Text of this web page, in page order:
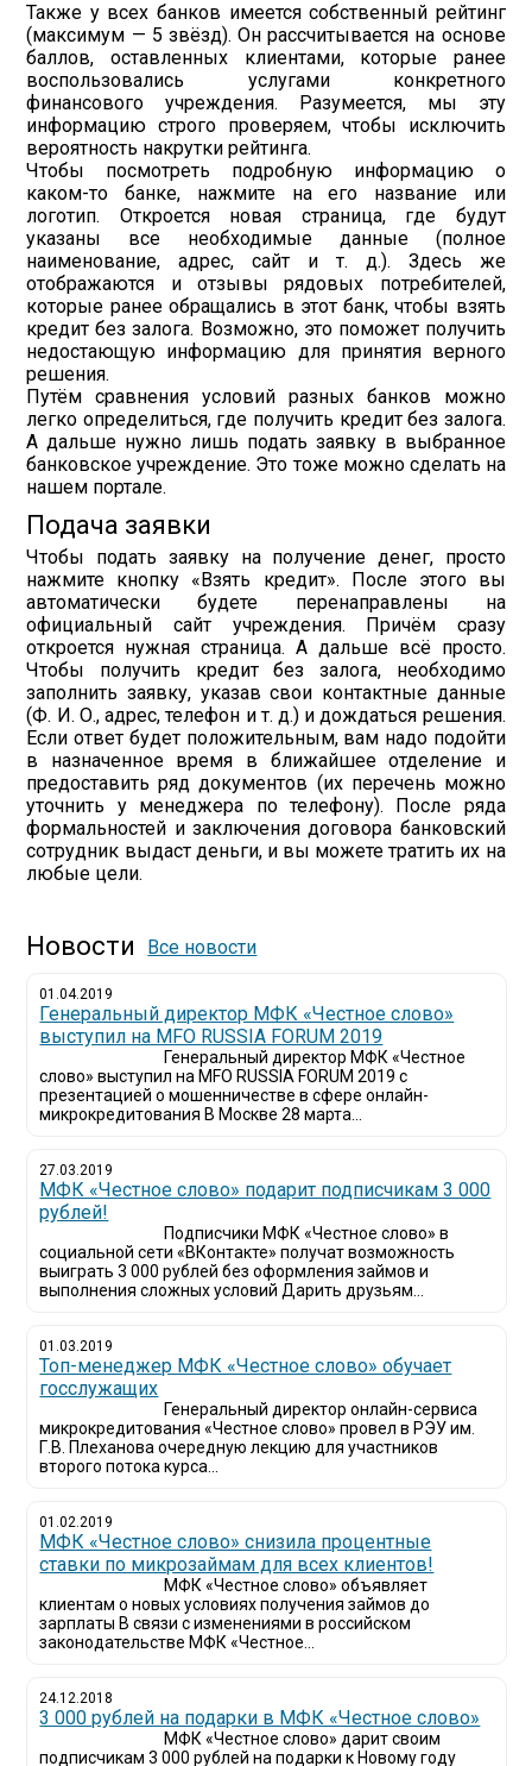
Также у всех банков имеется собственный рейтинг
(максимум — 5 звёзд). Он рассчитывается на основе
баллов, оставленных клиентами, которые ранее
воспользовались услугами конкретного
финансового учреждения. Разумеется, мы эту
информацию строго проверяем, чтобы исключить
вероятность накрутки рейтинга.
Чтобы посмотреть подробную информацию о
каком-то банке, нажмите на его название или
логотип. Откроется новая страница, где будут
указаны все необходимые данные (полное
наименование, адрес, сайт и т. д.). Здесь же
отображаются и отзывы рядовых потребителей,
которые ранее обращались в этот банк, чтобы взять
кредит без залога. Возможно, это поможет получить
недостающую информацию для принятия верного
решения.
Путём сравнения условий разных банков можно
легко определиться, где получить кредит без залога.
А дальше нужно лишь подать заявку в выбранное
банковское учреждение. Это тоже можно сделать на
нашем портале.
Подача заявки
Чтобы подать заявку на получение денег, просто
нажмите кнопку «Взять кредит». После этого вы
автоматически будете перенаправлены на
официальный сайт учреждения. Причём сразу
откроется нужная страница. А дальше всё просто.
Чтобы получить кредит без залога, необходимо
заполнить заявку, указав свои контактные данные
(Ф. И. О., адрес, телефон и т. д.) и дождаться решения.
Если ответ будет положительным, вам надо подойти
в назначенное время в ближайшее отделение и
предоставить ряд документов (их перечень можно
уточнить у менеджера по телефону). После ряда
формальностей и заключения договора банковский
сотрудник выдаст деньги, и вы можете тратить их на
любые цели.
Новости Все новости
01.04.2019
Генеральный директор МФК «Честное слово»
выступил на MFO RUSSIA FORUM 2019
Генеральный директор МФК «Честное
слово» выступил на MFO RUSSIA FORUM 2019 с
презентацией о мошенничестве в сфере онлайн-
микрокредитования В Москве 28 марта...
27.03.2019
МФК «Честное слово» подарит подписчикам 3 000
рублей!
Подписчики МФК «Честное слово» в
социальной сети «ВКонтакте» получат возможность
выиграть 3 000 рублей без оформления займов и
выполнения сложных условий Дарить друзьям...
01.03.2019
Топ-менеджер МФК «Честное слово» обучает
госслужащих
Генеральный директор онлайн-сервиса
микрокредитования «Честное слово» провел в РЭУ им.
Г.В. Плеханова очередную лекцию для участников
второго потока курса...
01.02.2019
МФК «Честное слово» снизила процентные
ставки по микрозаймам для всех клиентов!
МФК «Честное слово» объявляет
клиентам о новых условиях получения займов до
зарплаты В связи с изменениями в российском
законодательстве МФК «Честное...
24.12.2018
3 000 рублей на подарки в МФК «Честное слово»
МФК «Честное слово» дарит своим
подписчикам 3 000 рублей на подарки к Новому году